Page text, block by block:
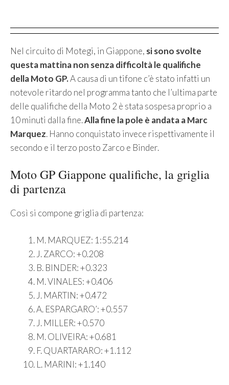
Nel circuito di Motegi, in Giappone, si sono svolte
questa mattina non senza difficoltà le qualifiche
della Moto GP.A causa di un tifone c’è stato infatti un
notevole ritardo nel programma tanto che l’ultima parte
delle qualifiche della Moto 2 è stata sospesa proprio a
10 minuti dalla fine.Alla fine la pole è andata a Marc
Marquez. Hanno conquistato invece rispettivamente il
secondo e il terzo posto Zarco e Binder.
Moto GP Giappone qualifiche, la griglia
di partenza
Così si compone griglia di partenza:
M. MARQUEZ: 1:55.214
J. ZARCO: +0.208
B. BINDER: +0.323
M. VINALES: +0.406
J. MARTIN: +0.472
A. ESPARGARO’: +0.557
J. MILLER: +0.570
M. OLIVEIRA: +0.681
F. QUARTARARO: +1.112
L. MARINI: +1.140